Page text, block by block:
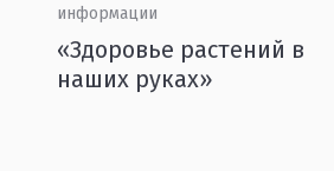
информации
«Здоровье растений в
наших руках»